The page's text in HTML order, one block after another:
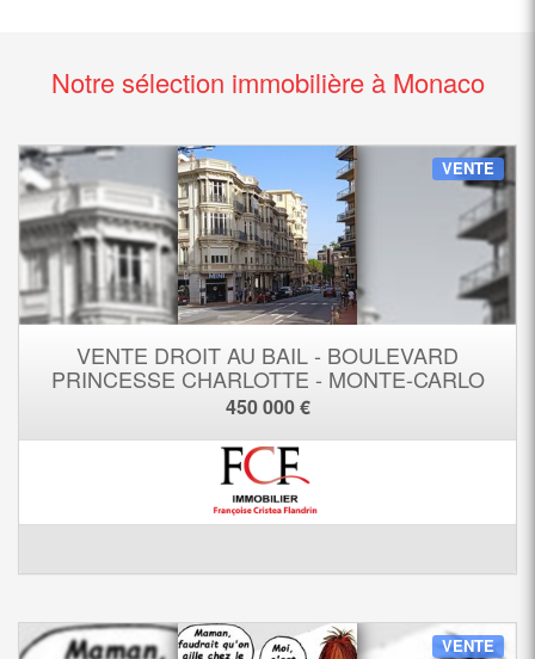
Notre sélection immobilière à Monaco
VENTE
VENTE DROIT AU BAIL - BOULEVARD
PRINCESSE CHARLOTTE - MONTE-CARLO
450 000 €
VENTE